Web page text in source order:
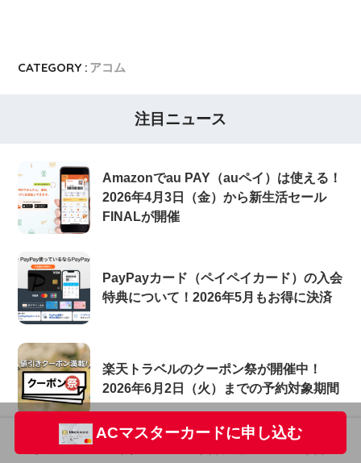
CATEGORY : アコム
注目ニュース
Amazonでau PAY（auペイ）は使える！
2026年4月3日（金）から新生活セール
FINALが開催
PayPayカード（ペイペイカード）の入会
特典について！2026年5月もお得に決済
楽天トラベルのクーポン祭が開催中！
2026年6月2日（火）までの予約対象期間
ACマスターカードに申し込む